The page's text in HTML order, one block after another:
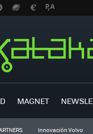
MAGNET
Innovación Volvo